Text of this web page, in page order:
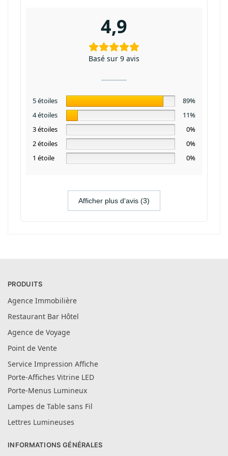
4,9
Basé sur 9 avis
5 étoiles
89%
4 étoiles
11%
3 étoiles
0%
2 étoiles
0%
1 étoile
0%
Afficher plus d‘avis (3)
PRODUITS
Agence Immobilière
Restaurant Bar Hôtel
Agence de Voyage
Point de Vente
Service Impression Affiche
Porte-Affiches Vitrine LED
Porte-Menus Lumineux
Lampes de Table sans Fil
Lettres Lumineuses
INFORMATIONS GÉNÉRALES